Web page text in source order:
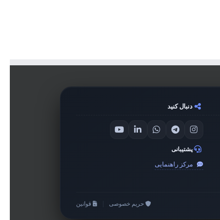
دنبال کنید
پشتیبانی
مرکز راهنمایی
حریم خصوصی قوانین